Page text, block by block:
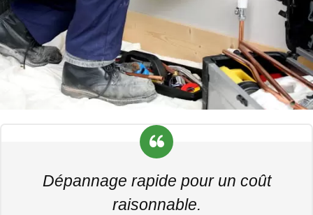
Dépannage rapide pour un coût
raisonnable.